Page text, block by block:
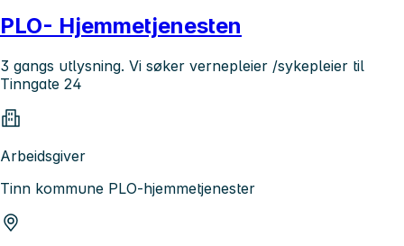
PLO- Hjemmetjenesten
3 gangs utlysning. Vi søker vernepleier /sykepleier til
Tinngate 24
Arbeidsgiver
Tinn kommune PLO-hjemmetjenester